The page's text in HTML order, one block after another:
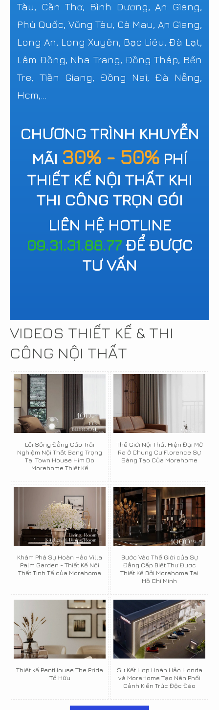
Tàu, Cần Thơ, Bình Dương, An Giang,
Phú Quốc, Vũng Tàu, Cà Mau, An Giang,
Long An, Long Xuyên, Bạc Liêu, Đà Lạt,
Lâm Đồng, Nha Trang, Đồng Tháp, Bến
Tre, Tiền Giang, Đồng Nai, Đà Nẵng,
Hcm,...
CHƯƠNG TRÌNH KHUYỄN
MÃI 30% - 50% PHÍ
THIẾT KẾ NỘI THẤT KHI
THI CÔNG TRỌN GÓI
LIÊN HỆ HOTLINE
09.31.31.88.77ĐỂ ĐƯỢC
TƯ VẤN
VIDEOS THIẾT KẾ & THI
CÔNG NỘI THẤT
Lối Sống Đẳng Cấp Trải
Nghiệm Nội Thất Sang Trọng
Tại Town House Him Do
Morehome Thiết Kế
Thế Giới Nội Thất Hiện Đại Mở
Ra ở Chung Cư Florence Sự
Sáng Tạo Của Morehome
Khám Phá Sự Hoàn Hảo Villa
Palm Garden - Thiết Kế Nội
Thất Tinh Tế của Morehome
Bước Vào Thế Giới của Sự
Đẳng Cấp Biệt Thự Được
Thiết Kế Bởi Morehome Tại
Hồ Chí Minh
Thiết kế PentHouse The Pride
Tố Hữu
Sự Kết Hợp Hoàn Hảo Honda
và MoreHome Tạo Nên Phối
Cảnh Kiến Trúc Độc Đáo